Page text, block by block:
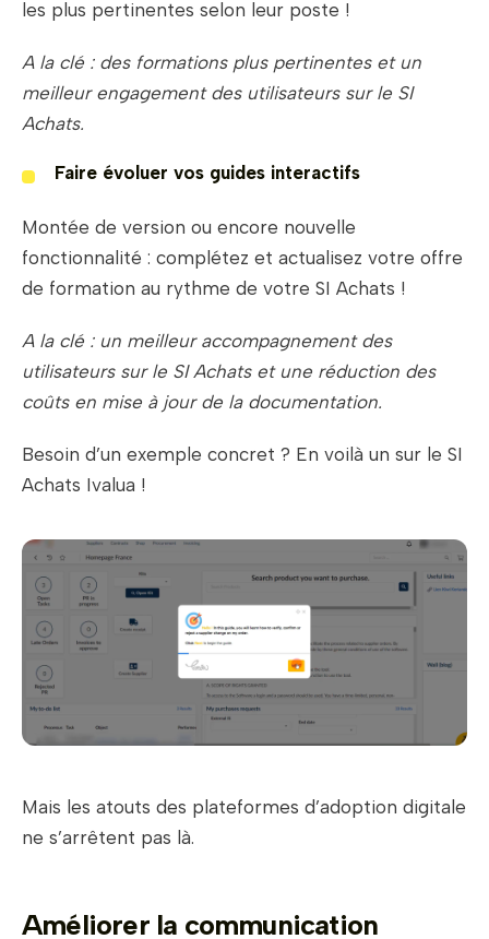
les plus pertinentes selon leur poste !
A la clé : des formations plus pertinentes et un
meilleur engagement des utilisateurs sur le SI
Achats.
Faire évoluer vos guides interactifs
Montée de version ou encore nouvelle
fonctionnalité : complétez et actualisez votre offre
de formation au rythme de votre SI Achats !
A la clé : un meilleur accompagnement des
utilisateurs sur le SI Achats et une réduction des
coûts en mise à jour de la documentation.
Besoin d’un exemple concret ? En voilà un sur le SI
Achats Ivalua !
Mais les atouts des plateformes d’adoption digitale
ne s’arrêtent pas là.
Améliorer la communication